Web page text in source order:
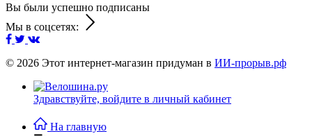
Вы были успешно подписаны
Мы в соцсетях:
© 2026 Этот интернет-магазин придуман в ИИ-прорыв.рф
Здравствуйте, войдите в личный кабинет
На главную